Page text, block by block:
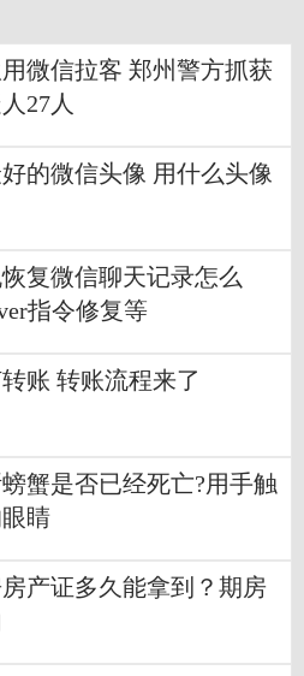
微信拉客 郑州警方抓获
27人
的微信头像 用什么头像
复微信聊天记录怎么
指令修复等
账 转账流程来了
蟹是否已经死亡?用手触
睛
产证多久能拿到？期房